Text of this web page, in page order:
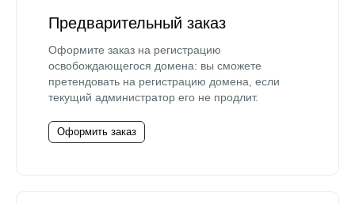
Предварительный заказ
Оформите заказ на регистрацию
освобождающегося домена: вы сможете
претендовать на регистрацию домена, если
текущий администратор его не продлит.
Оформить заказ